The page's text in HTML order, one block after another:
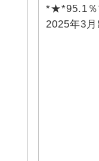
*★*95.1
2025年3